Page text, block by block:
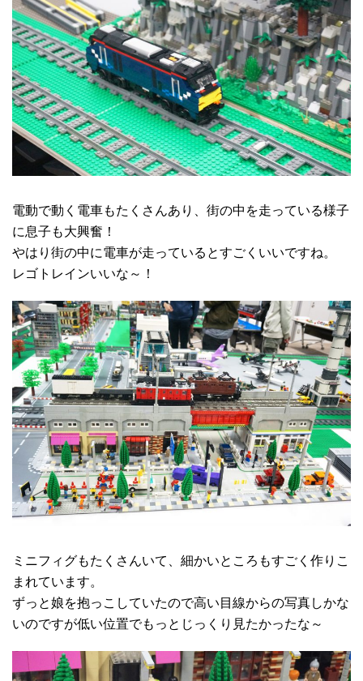
電動で動く電車もたくさんあり、街の中を走っている様子
に息子も大興奮！
やはり街の中に電車が走っているとすごくいいですね。
レゴトレインいいな～！
ミニフィグもたくさんいて、細かいところもすごく作りこ
まれています。
ずっと娘を抱っこしていたので高い目線からの写真しかな
いのですが低い位置でもっとじっくり見たかったな～